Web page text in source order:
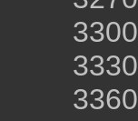
3300
3330
3360